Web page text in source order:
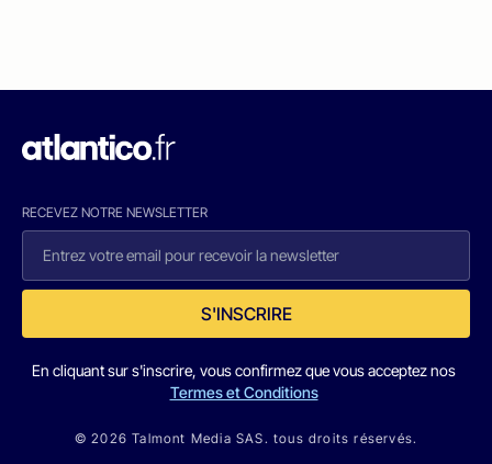
RECEVEZ NOTRE NEWSLETTER
S'INSCRIRE
En cliquant sur s'inscrire, vous confirmez que vous acceptez nos
Termes et Conditions
© 2026 Talmont Media SAS. tous droits réservés.